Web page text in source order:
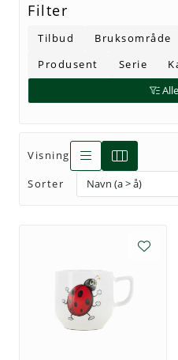
Filter
Tilbud Bruksområde
Produsent Serie
Visning
Sorter